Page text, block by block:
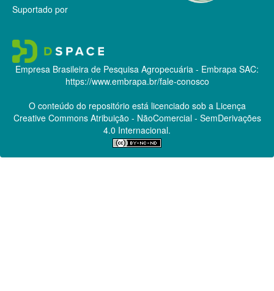
Suportado por
Empresa Brasileira de Pesquisa Agropecuária - Embrapa SAC:
https://www.embrapa.br/fale-conosco
O conteúdo do repositório está licenciado sob a Licença
Creative CommonsAtribuição - NãoComercial - SemDerivações
4.0 Internacional.